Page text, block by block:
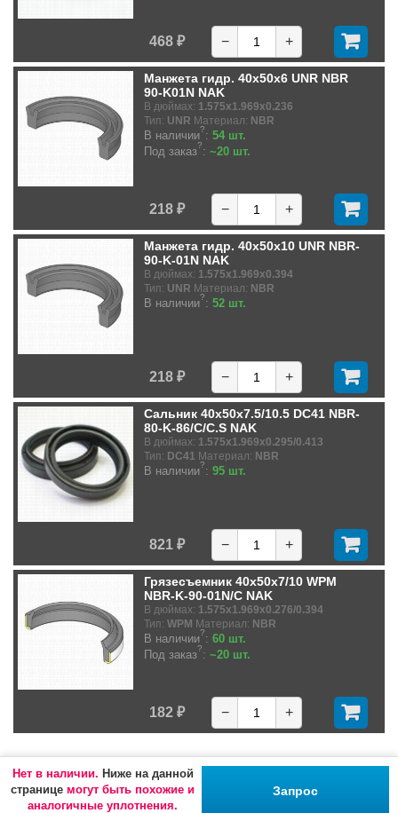
Нет в наличии. Ниже на данной
странице могут быть похожие и
аналогичные уплотнения.
Запрос
468 ₽ − +
Манжета гидр. 40x50x6 UNR NBR
90-K01N NAK
В дюймах: 1.575x1.969x0.236
Тип: UNR Материал: NBR
В наличии?: 54 шт.
Под заказ?: ~20 шт.
218 ₽ − +
Манжета гидр. 40x50x10 UNR NBR-
90-K-01N NAK
В дюймах: 1.575x1.969x0.394
Тип: UNR Материал: NBR
В наличии?: 52 шт.
218 ₽ − +
Сальник 40x50x7.5/10.5 DC41 NBR-
80-K-86/C/C.S NAK
В дюймах: 1.575x1.969x0.295/0.413
Тип: DC41 Материал: NBR
В наличии?: 95 шт.
821 ₽ − +
Грязесъемник 40x50x7/10 WPM
NBR-K-90-01N/C NAK
В дюймах: 1.575x1.969x0.276/0.394
Тип: WPM Материал: NBR
В наличии?: 60 шт.
Под заказ?: ~20 шт.
182 ₽ − +